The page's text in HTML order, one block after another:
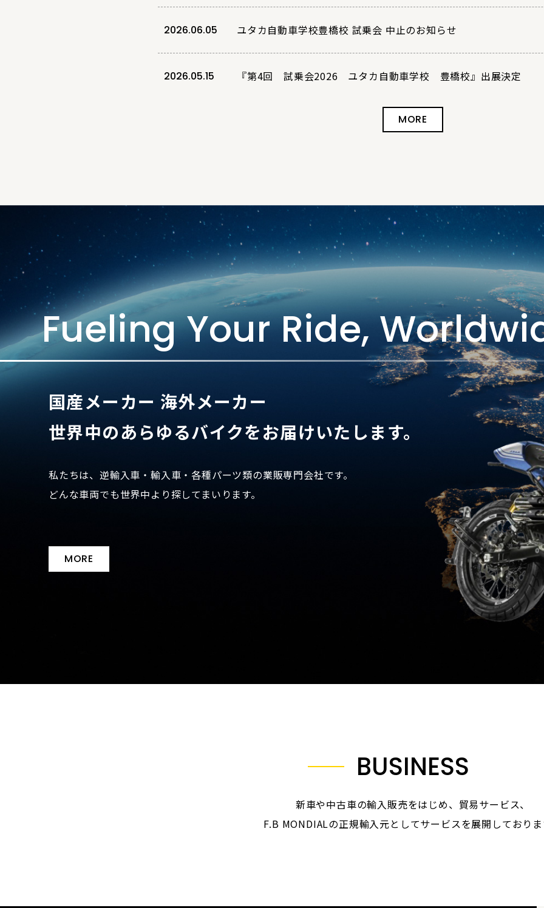
2026.06.05 ユタカ自動車学校豊橋校 試乗会 中止のお知らせ
2026.05.15 『第4回 試乗会2026 ユタカ自動車学校 豊橋校』出展決定
MORE
Fueling Your Ride,
国産メーカー 海外メーカー
世界中のあらゆるバイクをお届けいたします。
私たちは、逆輸入車・輸入車・各種パーツ類の業販専門会社です。
どんな車両でも世界中より探してまいります。
MORE
BUSINESS
新車や中古車の輸入販売をはじめ、貿易サービス、
F.B MONDIALの正規輸入元としてサービスを展開しており